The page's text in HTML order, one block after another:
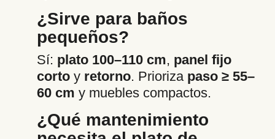
¿Sirve para baños
pequeños?
Sí: plato 100–110 cm, panel fijo
corto y retorno. Prioriza paso ≥ 55–
60 cm y muebles compactos.
¿Qué mantenimiento